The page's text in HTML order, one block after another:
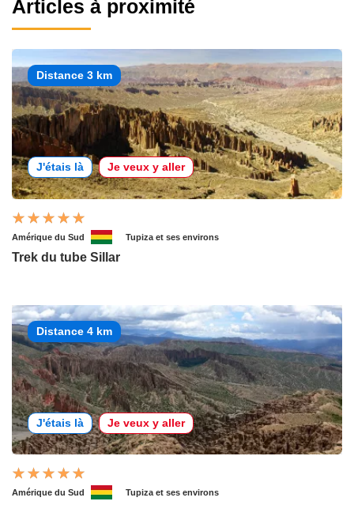
Articles à proximité
Distance 3 km
J'étais là Je veux y aller
Amérique du Sud Tupiza et ses environs
Trek du tube Sillar
Distance 4 km
J'étais là Je veux y aller
Amérique du Sud Tupiza et ses environs